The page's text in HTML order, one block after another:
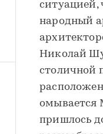
ситуацией,
народный
Николай
столичной
омывается
пришлось